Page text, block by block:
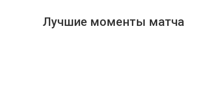
Лучшие моменты матча